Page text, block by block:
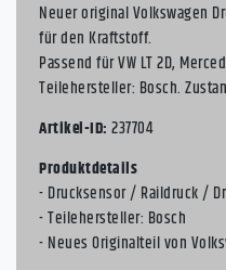
Neuer original Volkswagen
für den Kraftstoff.
Passend für VW LT 2D,
Teilehersteller: Bosch.
Artikel-ID: 237704
Produktdetails
- Drucksensor / Raildruck /
- Teilehersteller: Bosch
- Neues Originalteil von